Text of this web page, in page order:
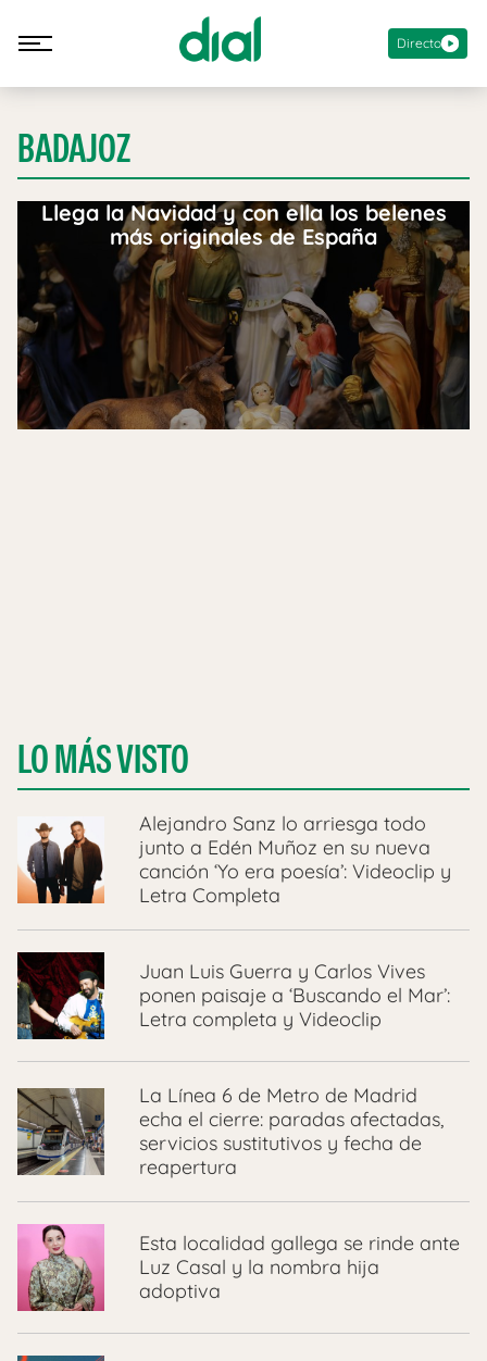
Directo
BADAJOZ
Llega la Navidad y con ella los belenes
más originales de España
LO MÁS VISTO
Alejandro Sanz lo arriesga todo
junto a Edén Muñoz en su nueva
canción ‘Yo era poesía’: Videoclip y
Letra Completa
Juan Luis Guerra y Carlos Vives
ponen paisaje a ‘Buscando el Mar’:
Letra completa y Videoclip
La Línea 6 de Metro de Madrid
echa el cierre: paradas afectadas,
servicios sustitutivos y fecha de
reapertura
Esta localidad gallega se rinde ante
Luz Casal y la nombra hija
adoptiva